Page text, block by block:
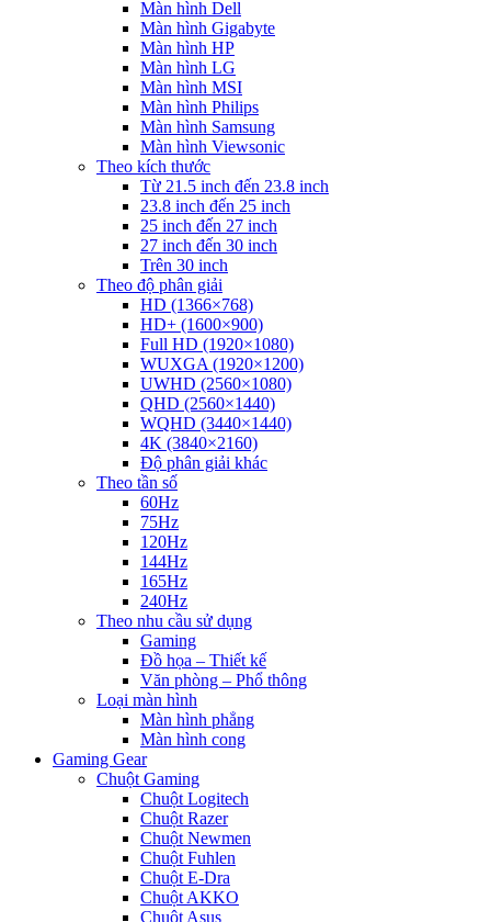
Màn hình Dell
Màn hình Gigabyte
Màn hình HP
Màn hình LG
Màn hình MSI
Màn hình Philips
Màn hình Samsung
Màn hình Viewsonic
Theo kích thước
Từ 21.5 inch đến 23.8 inch
23.8 inch đến 25 inch
25 inch đến 27 inch
27 inch đến 30 inch
Trên 30 inch
Theo độ phân giải
HD (1366×768)
HD+ (1600×900)
Full HD (1920×1080)
WUXGA (1920×1200)
UWHD (2560×1080)
QHD (2560×1440)
WQHD (3440×1440)
4K (3840×2160)
Độ phân giải khác
Theo tần số
60Hz
75Hz
120Hz
144Hz
165Hz
240Hz
Theo nhu cầu sử dụng
Gaming
Đồ họa – Thiết kế
Văn phòng – Phổ thông
Loại màn hình
Màn hình phẳng
Màn hình cong
Gaming Gear
Chuột Gaming
Chuột Logitech
Chuột Razer
Chuột Newmen
Chuột Fuhlen
Chuột E-Dra
Chuột AKKO
Chuột Asus